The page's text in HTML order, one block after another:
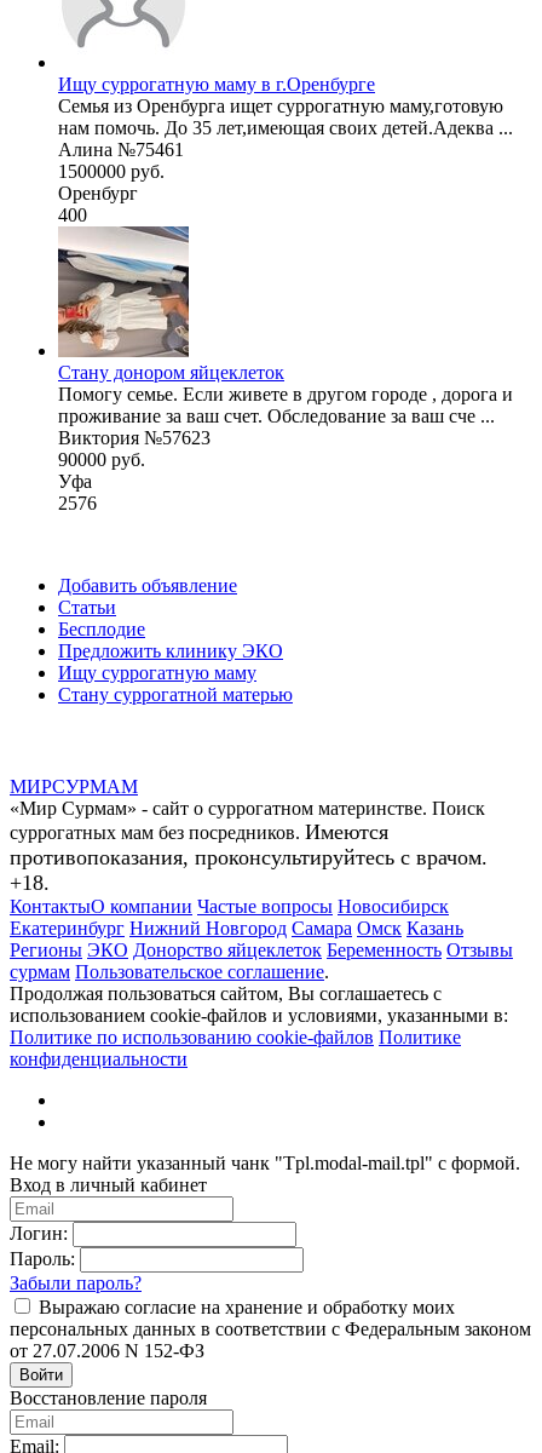
Ищу суррогатную маму в г.Оренбурге
Семья из Оренбурга ищет суррогатную маму,готовую
нам помочь. До 35 лет,имеющая своих детей.Адеква ...
Алина №75461
1500000 руб.
Оренбург
400
Стану донором яйцеклеток
Помогу семье. Если живете в другом городе , дорога и
проживание за ваш счет. Обследование за ваш сче ...
Виктория №57623
90000 руб.
Уфа
2576
Добавить объявление
Статьи
Бесплодие
Предложить клинику ЭКО
Ищу суррогатную маму
Стану суррогатной матерью
МИРСУРМАМ
«Мир Сурмам» - сайт о суррогатном материнстве. Поиск
суррогатных мам без посредников. Имеются
противопоказания, проконсультируйтесь с врачом.
+18.
КонтактыО компании Частые вопросы Новосибирск
Екатеринбург Нижний Новгород Самара Омск Казань
Регионы ЭКО Донорство яйцеклеток Беременность Отзывы
сурмам Пользовательское соглашение.
Продолжая пользоваться сайтом, Вы соглашаетесь с
использованием cookie-файлов и условиями, указанными в:
Политике по использованию cookie-файлов Политике
конфиденциальности
Не могу найти указанный чанк "Tpl.modal-mail.tpl" с формой.
Вход в личный кабинет
Логин:
Пароль:
Забыли пароль?
Выражаю согласие на хранение и обработку моих
персональных данных в соответствии с Федеральным законом
от 27.07.2006 N 152-ФЗ
Войти
Восстановление пароля
Email: